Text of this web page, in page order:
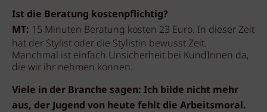
Ist die Beratung kostenpflichtig?
MT: 15 Minuten Beratung kosten 23 Euro. In dieser Zeit
hat der Stylist oder die Stylistin bewusst Zeit.
Manchmal ist einfach Unsicherheit bei KundInnen da,
die wir ihr nehmen können.
Viele in der Branche sagen: Ich bilde nicht mehr
aus, der Jugend von heute fehlt die Arbeitsmoral.